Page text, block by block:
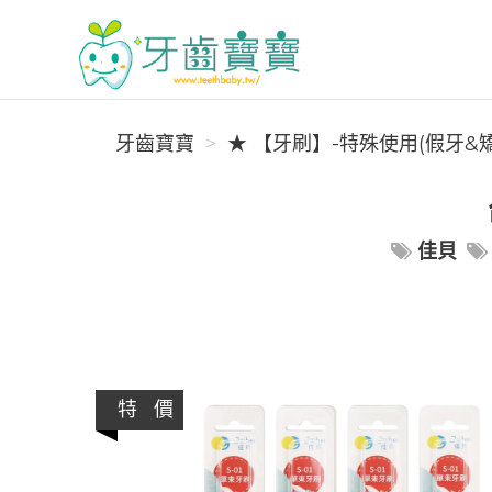
牙齒寶寶
牙齒寶寶
★ 【牙刷】-特殊使用(假牙&
佳貝
特 價